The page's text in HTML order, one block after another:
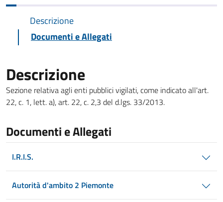
Descrizione
Documenti e Allegati
Descrizione
Sezione relativa agli enti pubblici vigilati, come indicato all'art.
22, c. 1, lett. a), art. 22, c. 2,3 del d.lgs. 33/2013.
Documenti e Allegati
I.R.I.S.
Autorità d'ambito 2 Piemonte